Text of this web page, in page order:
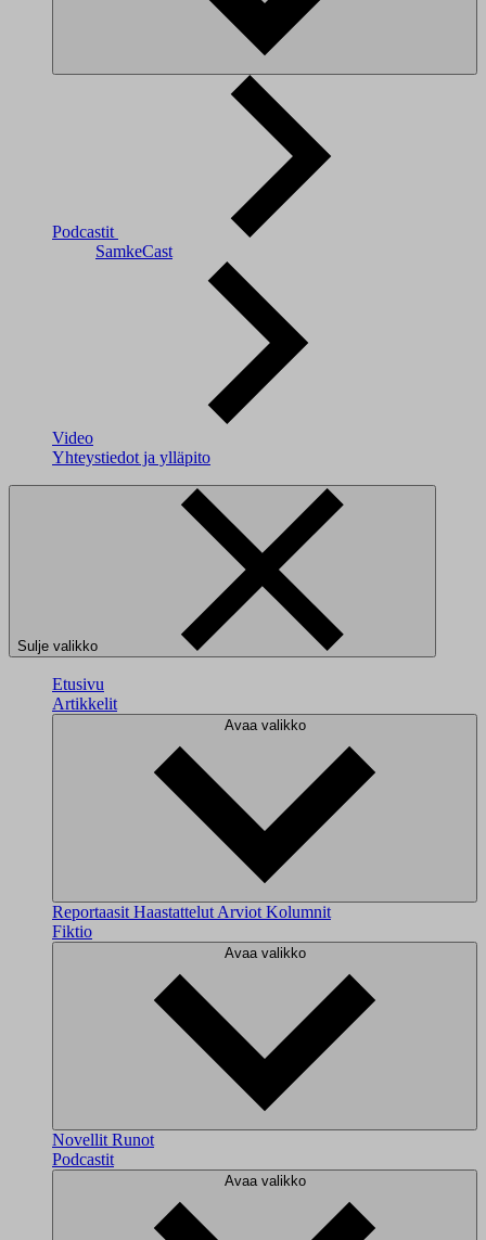
Podcastit
SamkeCast
Video
Yhteystiedot ja ylläpito
Sulje valikko
Etusivu
Artikkelit
Avaa valikko
Reportaasit Haastattelut Arviot Kolumnit
Fiktio
Avaa valikko
Novellit Runot
Podcastit
Avaa valikko